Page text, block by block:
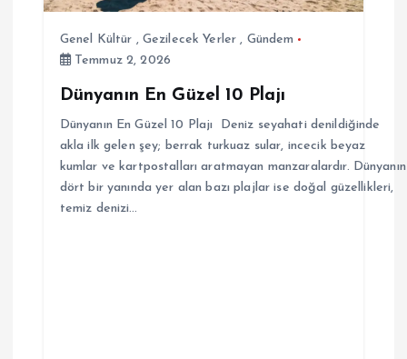
Genel Kültür , Gezilecek Yerler , Gündem
Temmuz 2, 2026
Dünyanın En Güzel 10 Plajı
Dünyanın En Güzel 10 Plajı Deniz seyahati denildiğinde
akla ilk gelen şey; berrak turkuaz sular, incecik beyaz
kumlar ve kartpostalları aratmayan manzaralardır. Dünyanın
dört bir yanında yer alan bazı plajlar ise doğal güzellikleri,
temiz denizi…